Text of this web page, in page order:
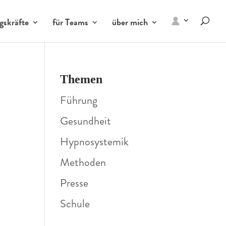
für Teams über mich
Themen
Führung
Gesundheit
Hypnosystemik
Methoden
Presse
Schule